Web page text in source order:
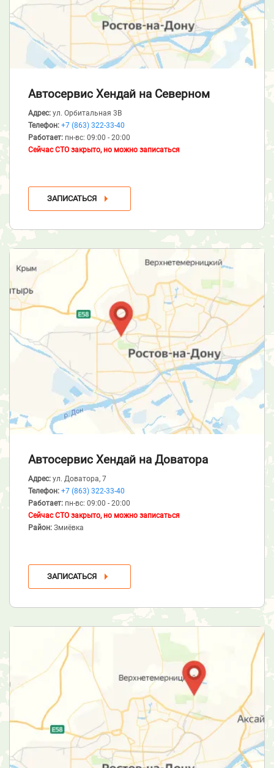
Автосервис Хендай на Северном
Адрес: ул. Орбитальная 3В
Телефон: +7 (863) 322-33-40
Работает: пн-вс: 09:00 - 20:00
Сейчас СТО закрыто, но можно записаться
ЗАПИСАТЬСЯ
Автосервис Хендай на Доватора
Адрес: ул. Доватора, 7
Телефон: +7 (863) 322-33-40
Работает: пн-вс: 09:00 - 20:00
Сейчас СТО закрыто, но можно записаться
Район: Змиёвка
ЗАПИСАТЬСЯ